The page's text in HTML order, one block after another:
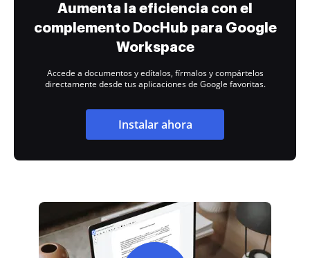
Aumenta la eficiencia con el
complemento DocHub para Google
Workspace
Accede a documentos y edítalos, fírmalos y compártelos
directamente desde tus aplicaciones de Google favoritas.
Instalar ahora